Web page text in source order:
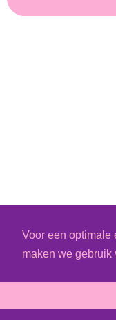
Voor een optimale
maken we gebruik